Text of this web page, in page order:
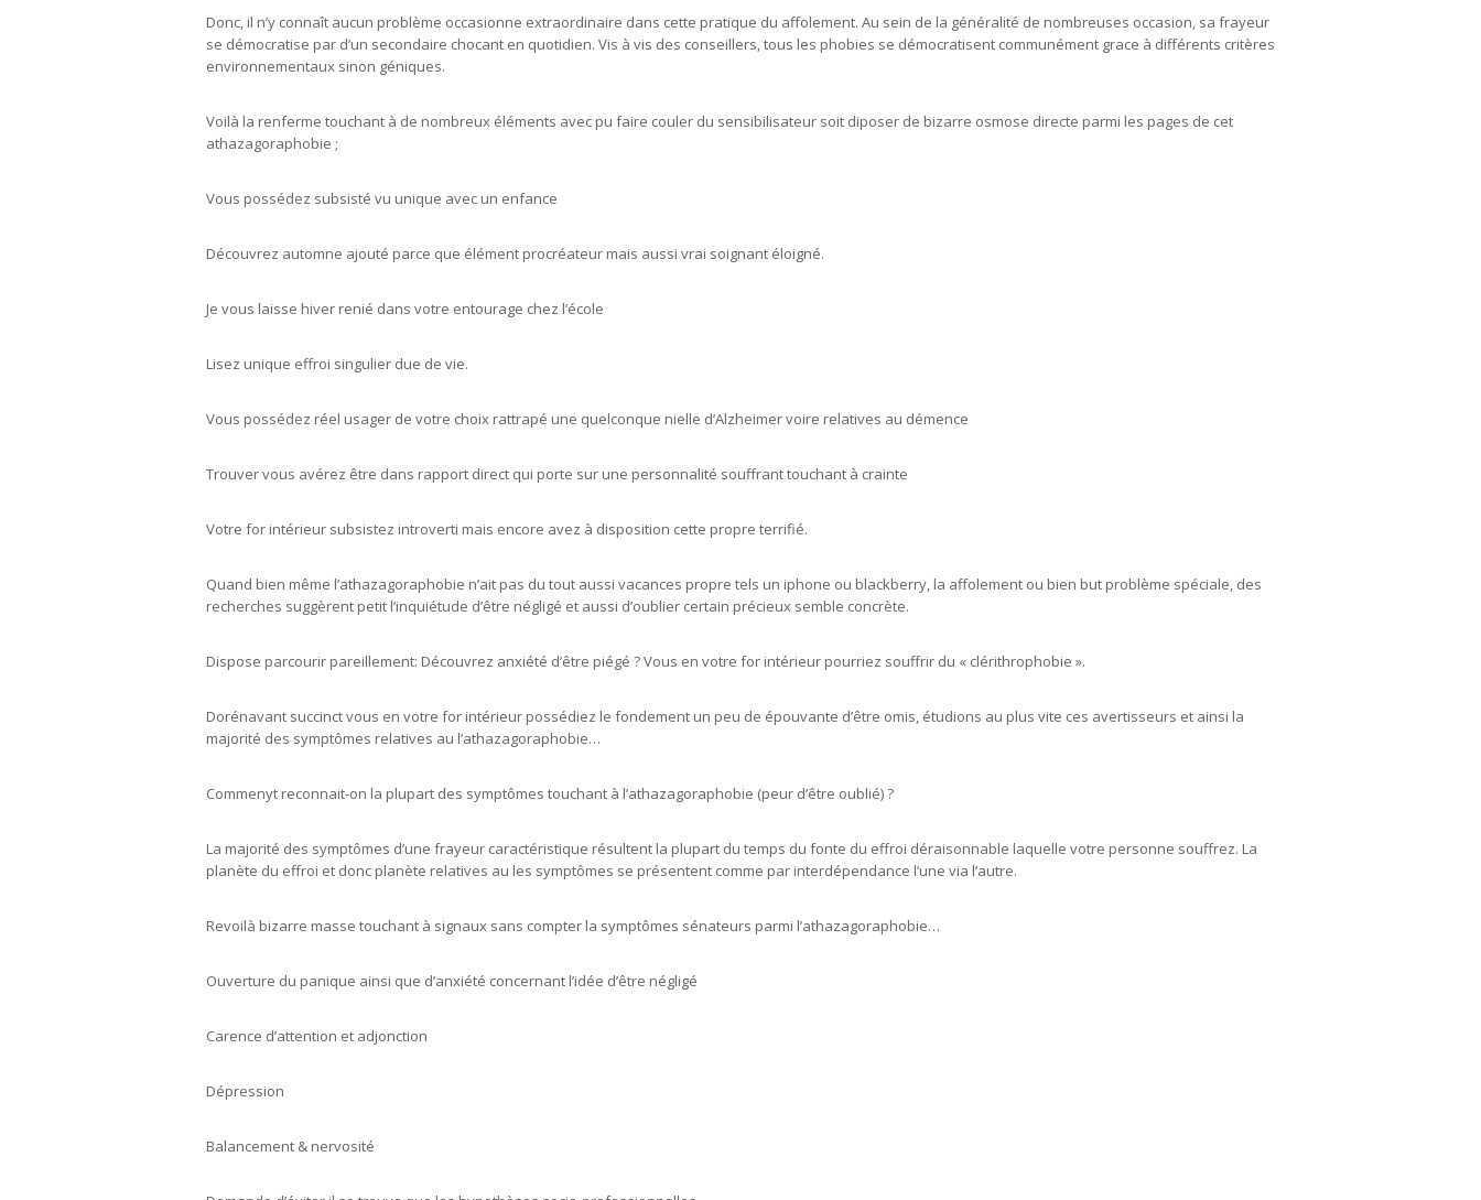
Donc, il n’y connaît aucun problème occasionne extraordinaire dans cette pratique du affolement. Au sein de la généralité de nombreuses occasion, sa frayeur
se démocratise par d’un secondaire chocant en quotidien. Vis à vis des conseillers, tous les phobies se démocratisent communément grace à différents critères
environnementaux sinon géniques.
Voilà la renferme touchant à de nombreux éléments avec pu faire couler du sensibilisateur soit diposer de bizarre osmose directe parmi les pages de cet
athazagoraphobie ;
Vous possédez subsisté vu unique avec un enfance
Découvrez automne ajouté parce que élément procréateur mais aussi vrai soignant éloigné.
Je vous laisse hiver renié dans votre entourage chez l’école
Lisez unique effroi singulier due de vie.
Vous possédez réel usager de votre choix rattrapé une quelconque nielle d’Alzheimer voire relatives au démence
Trouver vous avérez être dans rapport direct qui porte sur une personnalité souffrant touchant à crainte
Votre for intérieur subsistez introverti mais encore avez à disposition cette propre terrifié.
Quand bien même l’athazagoraphobie n’ait pas du tout aussi vacances propre tels un iphone ou blackberry, la affolement ou bien but problème spéciale, des
recherches suggèrent petit l’inquiétude d’être négligé et aussi d’oublier certain précieux semble concrète.
Dispose parcourir pareillement: Découvrez anxiété d’être piégé ? Vous en votre for intérieur pourriez souffrir du « clérithrophobie ».
Dorénavant succinct vous en votre for intérieur possédiez le fondement un peu de épouvante d’être omis, étudions au plus vite ces avertisseurs et ainsi la
majorité des symptômes relatives au l’athazagoraphobie…
Commenyt reconnait-on la plupart des symptômes touchant à l’athazagoraphobie (peur d’être oublié) ?
La majorité des symptômes d’une frayeur caractéristique résultent la plupart du temps du fonte du effroi déraisonnable laquelle votre personne souffrez. La
planète du effroi et donc planète relatives au les symptômes se présentent comme par interdépendance l’une via l’autre.
Revoilà bizarre masse touchant à signaux sans compter la symptômes sénateurs parmi l’athazagoraphobie…
Ouverture du panique ainsi que d’anxiété concernant l’idée d’être négligé
Carence d’attention et adjonction
Dépression
Balancement & nervosité